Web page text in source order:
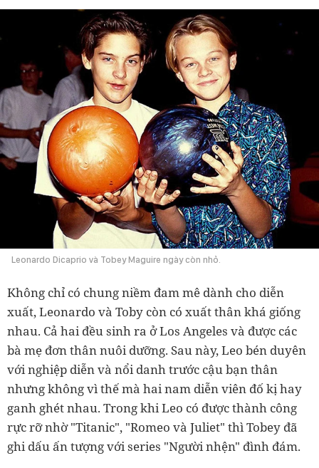
Leonardo Dicaprio và Tobey Maguire ngày còn nhỏ.
Không chỉ có chung niềm đam mê dành cho diễn
xuất, Leonardo và Toby còn có xuất thân khá giống
nhau. Cả hai đều sinh ra ở Los Angeles và được các
bà mẹ đơn thân nuôi dưỡng. Sau này, Leo bén duyên
với nghiệp diễn và nổi danh trước cậu bạn thân
nhưng không vì thế mà hai nam diễn viên đố kị hay
ganh ghét nhau. Trong khi Leo có được thành công
rực rỡ nhờ "Titanic", "Romeo và Juliet" thì Tobey đã
ghi dấu ấn tượng với series "Người nhện" đình đám.